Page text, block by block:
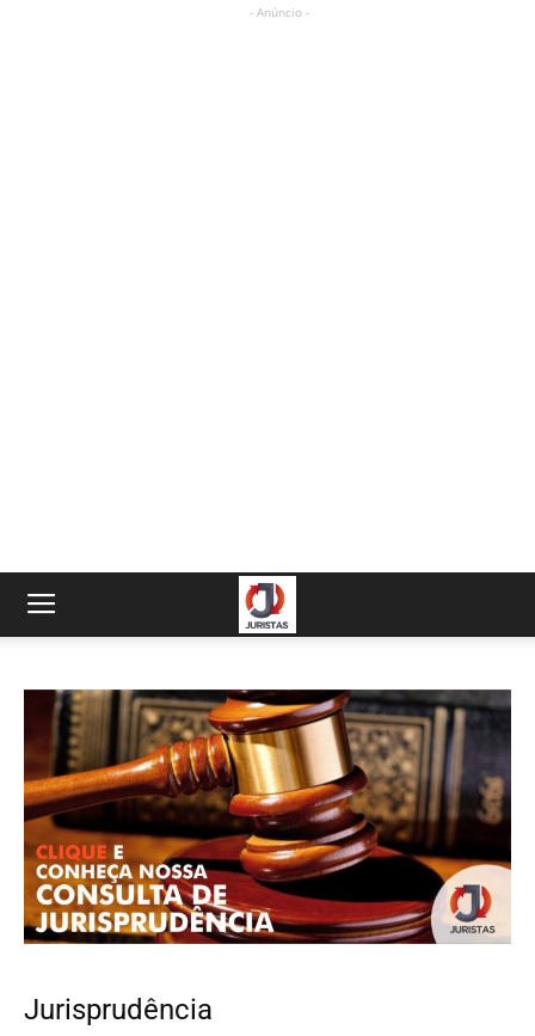
- Anúncio -
Jurisprudência